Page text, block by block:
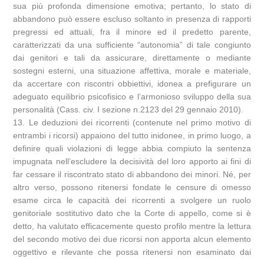
sua più profonda dimensione emotiva; pertanto, lo stato di
abbandono può essere escluso soltanto in presenza di rapporti
pregressi ed attuali, fra il minore ed il predetto parente,
caratterizzati da una sufficiente “autonomia” di tale congiunto
dai genitori e tali da assicurare, direttamente o mediante
sostegni esterni, una situazione affettiva, morale e materiale,
da accertare con riscontri obbiettivi, idonea a prefigurare un
adeguato equilibrio psicofisico e l’armonioso sviluppo della sua
personalità (Cass. civ. I sezione n.2123 del 29 gennaio 2010).
13. Le deduzioni dei ricorrenti (contenute nel primo motivo di
entrambi i ricorsi) appaiono del tutto inidonee, in primo luogo, a
definire quali violazioni di legge abbia compiuto la sentenza
impugnata nell’escludere la decisività del loro apporto ai fini di
far cessare il riscontrato stato di abbandono dei minori. Né, per
altro verso, possono ritenersi fondate le censure di omesso
esame circa le capacità dei ricorrenti a svolgere un ruolo
genitoriale sostitutivo dato che la Corte di appello, come si è
detto, ha valutato efficacemente questo profilo mentre la lettura
del secondo motivo dei due ricorsi non apporta alcun elemento
oggettivo e rilevante che possa ritenersi non esaminato dai